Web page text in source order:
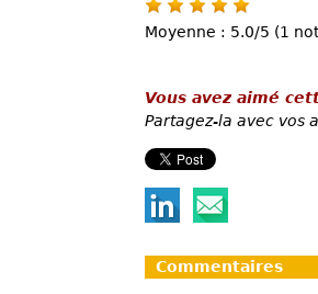
Moyenne : 5.0/5 (1
Vous avez aimé
Partagez-la avec vos
Commentaires